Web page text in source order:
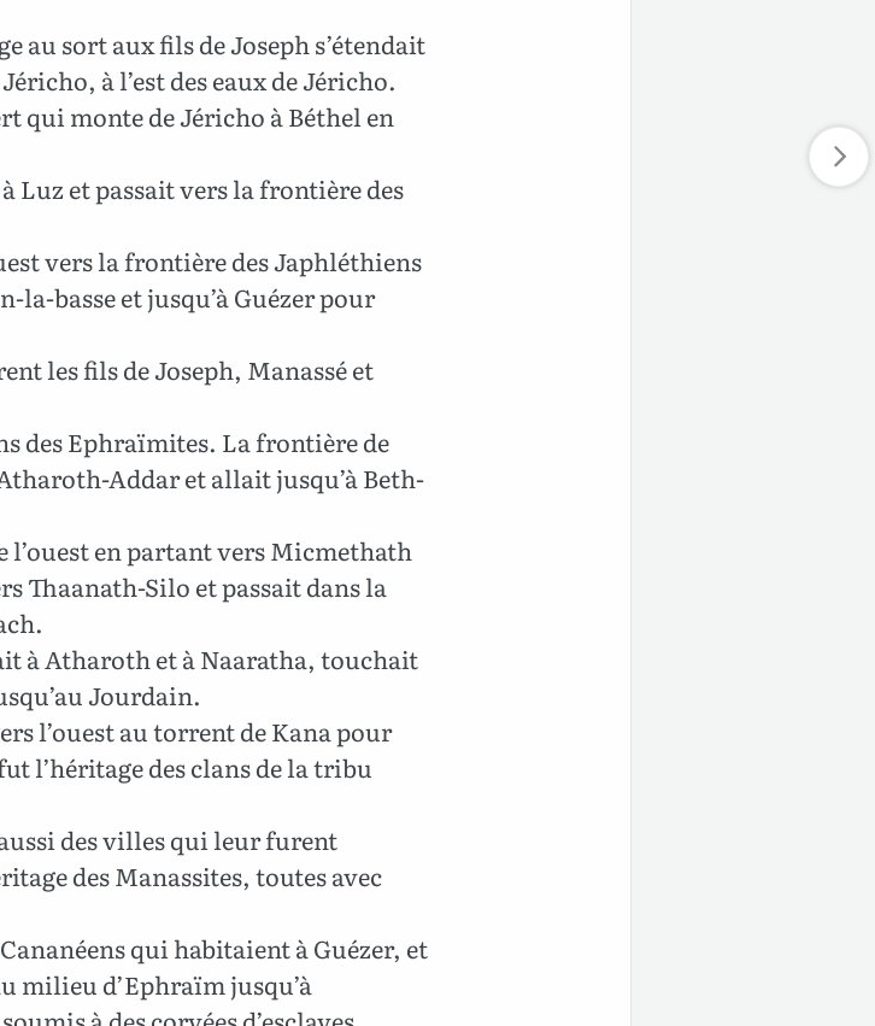
au sort aux fils de Joseph s’étendait
à l’est des eaux de Jéricho.
qui monte de Jéricho à Béthel en
Luz et passait vers la frontière des
vers la frontière des Japhléthiens
la-basse et jusqu’à Guézer pour
les fils de Joseph, Manassé et
des Ephraïmites. La frontière de
Addar et allait jusqu’à Beth-
en partant vers Micmethath
Thaanath-Silo et passait dans la
à Atharoth et à Naaratha, touchait
Jourdain.
l’ouest au torrent de Kana pour
l’héritage des clans de la tribu
des villes qui leur furent
des Manassites, toutes avec
qui habitaient à Guézer, et
milieu d’Ephraïm jusqu’à